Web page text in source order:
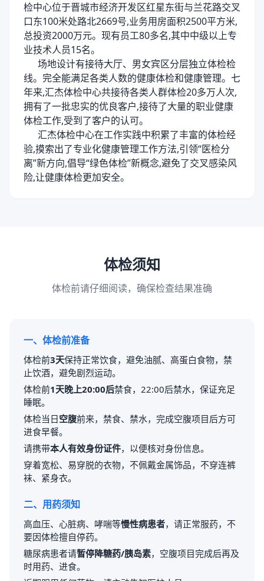
检中心位于晋城市经济开发区红星东街与兰花路交叉
口东100米处路北2669号,业务用房面积2500平方米,
总投资2000万元。现有员工80多名,其中中级以上专
业技术人员15名。
场地设计有接待大厅、男女宾区分层独立体检检
线。完全能满足各类人数的健康体检和健康管理。七
年来,汇杰体检中心共接待各类人群体检20多万人次,
拥有了一批忠实的优良客户,接待了大量的职业健康
体检工作,受到了客户的认可。
汇杰体检中心在工作实践中积累了丰富的体检经
验,摸索出了专业化健康管理工作方法,引领“医检分
离”新方向,倡导“绿色体检”新概念,避免了交叉感染风
险,让健康体检更加安全。
体检须知
体检前请仔细阅读，确保检查结果准确
一、体检前准备
体检前3天保持正常饮食，避免油腻、高蛋白食物，禁
止饮酒，避免剧烈运动。
体检前1天晚上20:00后禁食，22:00后禁水，保证充足
睡眠。
体检当日空腹前来，禁食、禁水，完成空腹项目后方可
进食早餐。
请携带本人有效身份证件，以便核对身份信息。
穿着宽松、易穿脱的衣物，不佩戴金属饰品，不穿连裤
袜、紧身衣。
二、用药须知
高血压、心脏病、哮喘等慢性病患者，请正常服药，不
要因体检擅自停药。
糖尿病患者请暂停降糖药/胰岛素，空腹项目完成后再及
时用药、进食。